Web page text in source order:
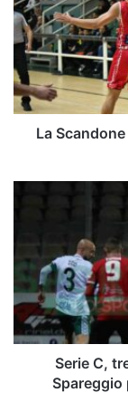
Messina
spera
ancora
nei
playoff
La
giornata
girone
C.
Spareggio
playoff
allo
“Zaccheria”Serie C,
Spareggio